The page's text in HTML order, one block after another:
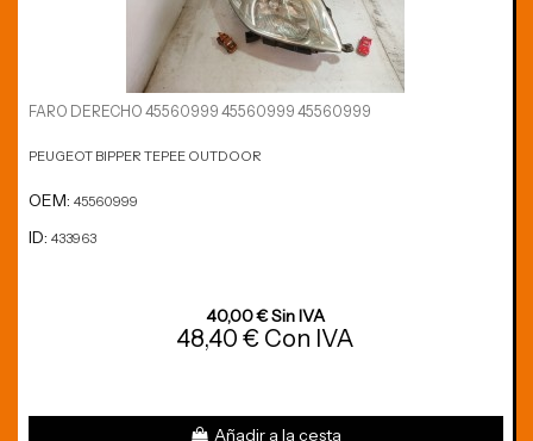
FARO DERECHO 45560999 45560999 45560999
PEUGEOT BIPPER TEPEE OUTDOOR
OEM: 45560999
ID: 433963
40,00 € Sin IVA
48,40 € Con IVA
Añadir a la cesta